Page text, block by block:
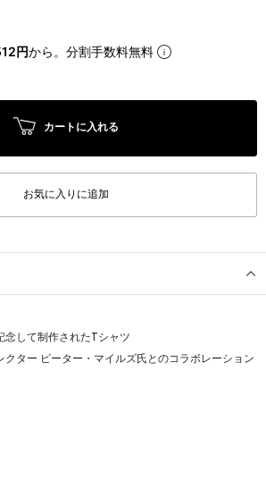
円から。分割手数料無料
カートに入れる
お気に入りに追加
念して制作されたTシャツ
クター ピーター・マイルズ氏とのコラボレーション